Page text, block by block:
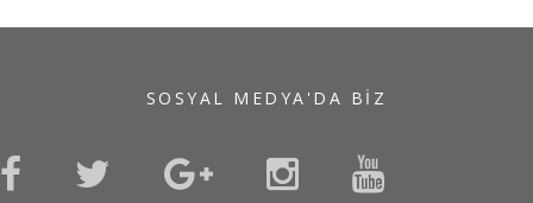
SOSYAL MEDYA'DA BIZ